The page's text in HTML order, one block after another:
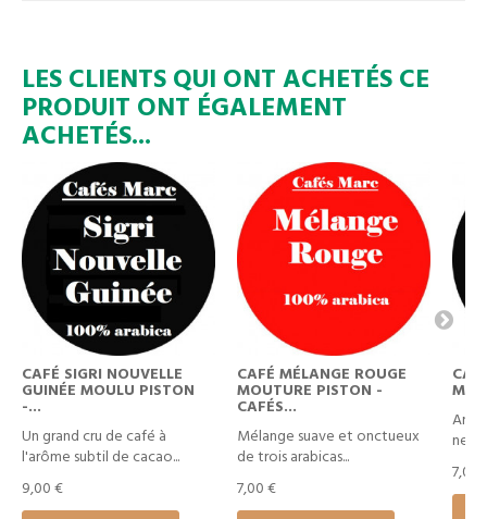
LES CLIENTS QUI ONT ACHETÉS CE
PRODUIT ONT ÉGALEMENT
ACHETÉS...
CAFÉ SIGRI NOUVELLE
GUINÉE MOULU PISTON
-...
Un grand cru de café à
l'arôme subtil de cacao...
9,00 €
CAFÉ MÉLANGE ROUGE
MOUTURE PISTON -
CAFÉS...
Mélange suave et onctueux
de trois arabicas...
7,00 €
7,00